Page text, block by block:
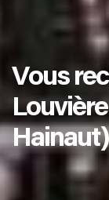
Vous